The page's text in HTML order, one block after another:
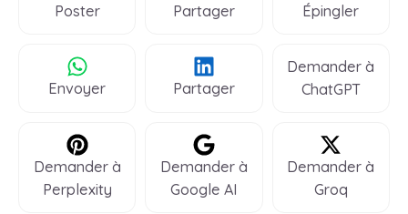
Poster Partager Épingler
Envoyer Partager
Demander à
ChatGPT
Demander à
Perplexity
Demander à
Google AI
Demander à
Groq